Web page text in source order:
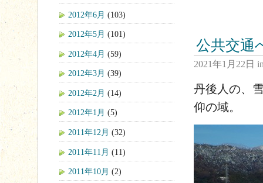
公共交通
2021年1月22日
丹後人の、
仰の域。
2012年6月 (103)
2012年5月 (101)
2012年4月 (59)
2012年3月 (39)
2012年2月 (14)
2012年1月 (5)
2011年12月 (32)
2011年11月 (11)
2011年10月 (2)